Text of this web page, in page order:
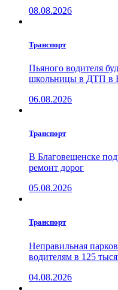
08.08.2026
Транспорт
Пьяного водителя
школьницы в ДТП в
06.08.2026
Транспорт
В Благовещенске
ремонт дорог
05.08.2026
Транспорт
Неправильная
водителям в 125
04.08.2026